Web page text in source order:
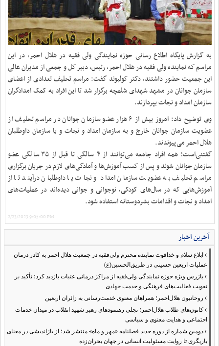
به گزارش پایگاه اطلاع رسانی حوزه نمایندگی ولی فقیه در هلال احمر، در این
مراسم که نماینده ولی فقیه در هلال احمر، رئیس، دبیر کل و جمعی از مدیران عالی
این جمعیت حضور داشتند، دکتر کولیوند گفت: مراسم تحلیف تعدادی از اعضای
سازمان جوانان در مشهد شهدای شلمچه برگزار شد تا این افراد به کمک امدادگران
سازمان امداد و نجات بپردازند.
وی توضیح داد: امروز بیش از ۶ هزار عضو سازمان جوانان در مراسم تحلیف از
عضویت سازمان جوانان خارج و به سازمان امداد و نجات و یا سازمان داوطلبان
هلال احمر می‌پیوندند.
گفتنی‌است؛ همه افراد جامعه می‌توانند از ۴ سالگی تا قبل از ۳۵ سالگی عضو
سازمان جوانان شوند و پس از کسب آموزش‌ها و آمادگی‌های لازم در جریان برگزاری
مراسم تحلیف به عضویت سازمان امداد و نجات یا داوطلبان درآیند تا از
آموزش‌هایی که در سال‌های کودکی، نوجوانی و جوانی دیده‌اند در عملیات‌های
امداد و نجات و اقدامات بشردوستانه استفاده شود.
2/23/2023 9:05:00 PM
آخرین اخبار
› ابلاغ سلام و خداقوت نماینده محترم ولی‌فقیه در جمعیت هلال احمر به کادر درمان
عملیات اربعین حسینی در طریق‌الحسین(ع)
› بازرس ویژه حوزه نمایندگی ولی‌فقیه از مراکز درمانی عتبات بازدید کرد؛ تأکید بر
تقویت فعالیت‌های فرهنگی و خدمت جهادی
› روحانیون هلال‌احمر؛ همراهان معنوی خدمت‌رسانی به زائران اربعین
› کانون‌های طلاب هلال‌احمر؛ تجلی رهنمودهای رهبر شهید انقلاب در میدان خدمات
اجتماعی و هدایت معنوی و سیاسی
› دومین شماره از دوره جدید فصلنامه «مهر و ماه» منتشر شد؛ از بازاندیشی در معنای
یاریگری تا روایت مسئولیت انسانی در جهان بحران‌زده